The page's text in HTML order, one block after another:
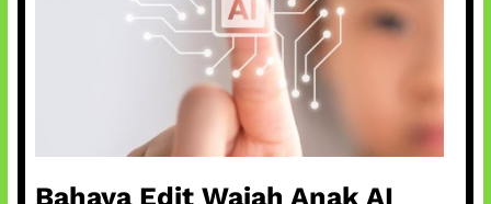
Bahaya Edit Wajah Anak AI